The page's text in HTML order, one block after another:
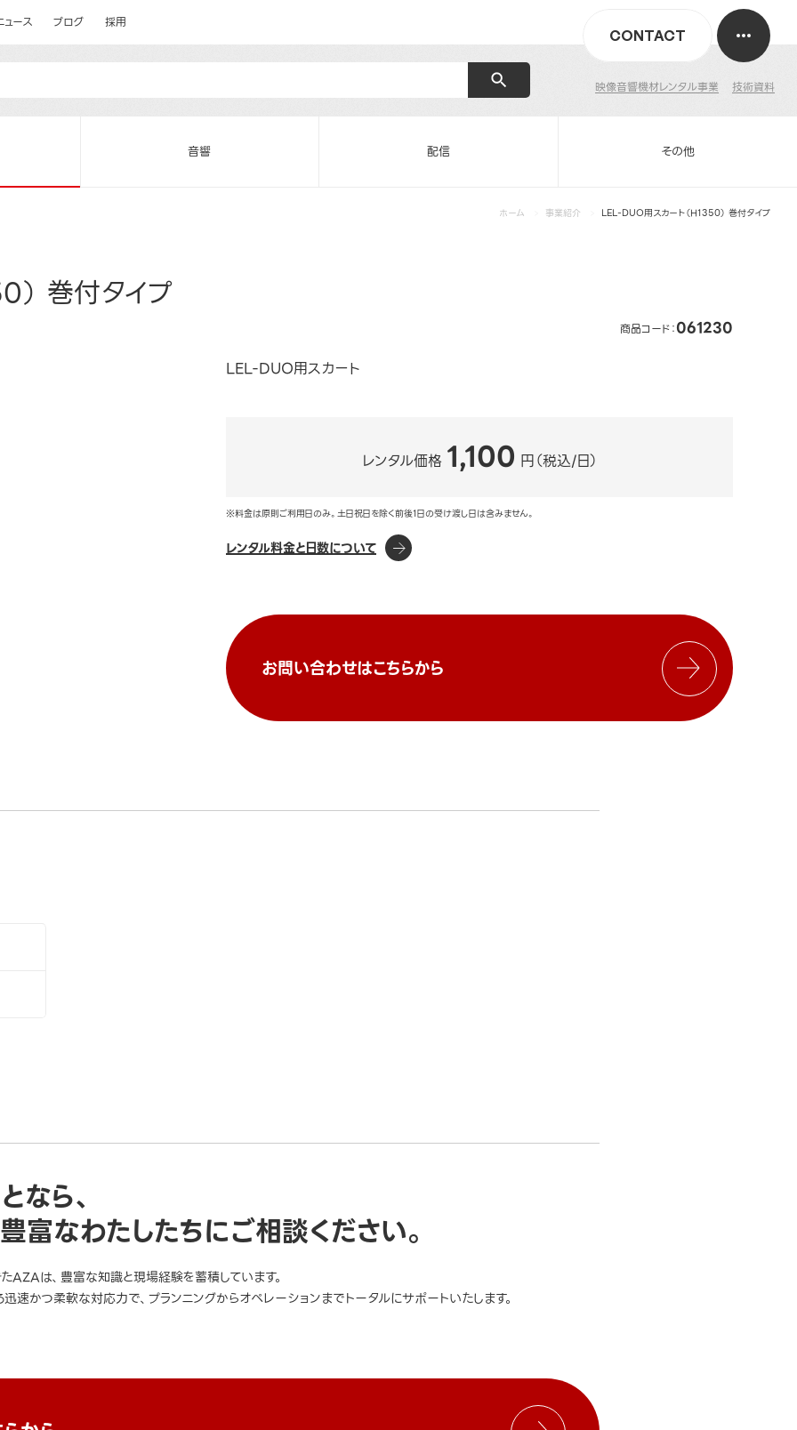
映像音響機材レンタル事業 技術資料
CONTACT
ュース ブログ 採用
音響 配信 その他
ホーム 事業紹介 LEL-DUO用スカート（H1350） 巻付タイプ
巻付タイプ
商品コード：061230
LEL-DUO用スカート
レンタル価格 1,100 円（税込/日）
※料金は原則ご利用日のみ。土日祝日を除く前後1日の受け渡し日は含みません。
レンタル料金と日数について
お問い合わせはこちらから
なら、
富なわたしたちにご相談ください。
AZAは、豊富な知識と現場経験を蓄積しています。
速かつ柔軟な対応力で、プランニングからオペレーションまでトータルにサポートいたします。